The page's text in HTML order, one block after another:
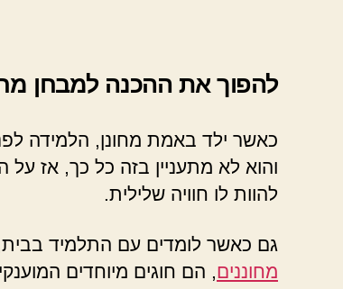
להפוך את ההכנה למבחן
כאשר ילד באמת מחונן, הלמידה
והוא לא מתעניין בזה כל כך, אז על
להוות לו חוויה שלילית.
גם כאשר לומדים עם התלמיד בבית,
מחוננים, הם חוגים מיוחדים